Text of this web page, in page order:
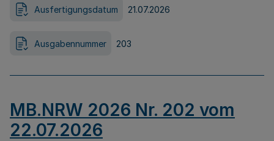
Ausfertigungsdatum 21.07.2026
Ausgabennummer 203
MB.NRW 2026 Nr. 202 vom
22.07.2026